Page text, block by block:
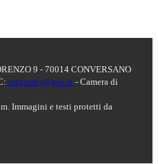
9 - 70014 CONVERSANO
tntgiusky@pec.it - Camera di
Immagini e testi protetti da